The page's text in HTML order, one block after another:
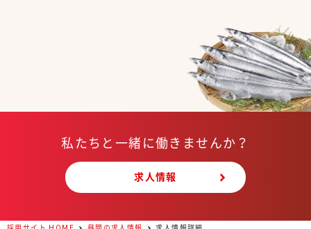
私たちと一緒に働きませんか？
求人情報